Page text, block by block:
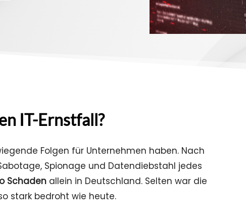
IT-Ernstfall?
Folgen für Unternehmen haben. Nach
Spionage und Datendiebstahl jedes
Schaden allein in Deutschland. Selten war die
stark bedroht wie heute.